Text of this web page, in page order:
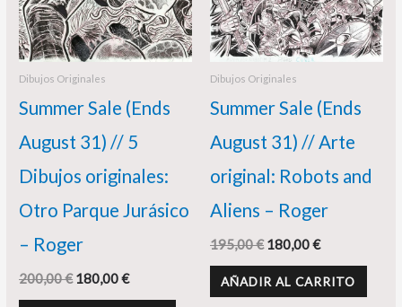
Dibujos Originales
Summer Sale (Ends
August 31) // 5
Dibujos originales:
Otro Parque Jurásico
– Roger
200,00€ 180,00€
Dibujos Originales
Summer Sale (Ends
August 31) // Arte
original: Robots and
Aliens – Roger
195,00€ 180,00€
AÑADIR AL CARRITO